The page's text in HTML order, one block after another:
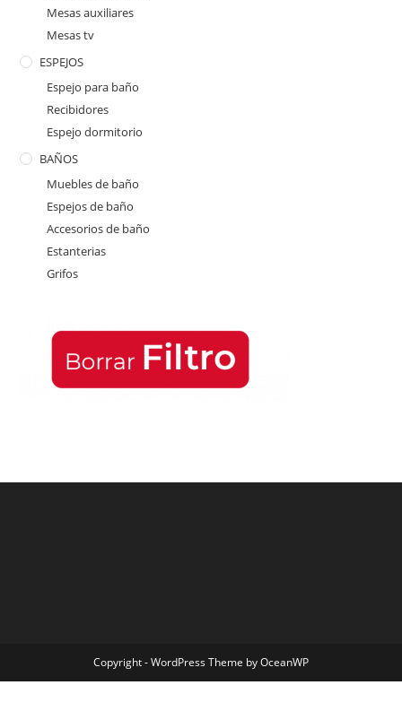
Mesas auxiliares
Mesas tv
ESPEJOS
Espejo para baño
Recibidores
Espejo dormitorio
BAÑOS
Muebles de baño
Espejos de baño
Accesorios de baño
Estanterias
Grifos
Copyright - WordPress Theme by OceanWP